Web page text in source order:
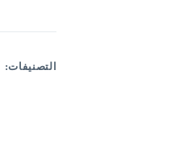
التصنيفات: